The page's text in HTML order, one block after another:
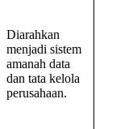
Diarahkan
menjadi sistem
amanah data
dan tata kelola
perusahaan.